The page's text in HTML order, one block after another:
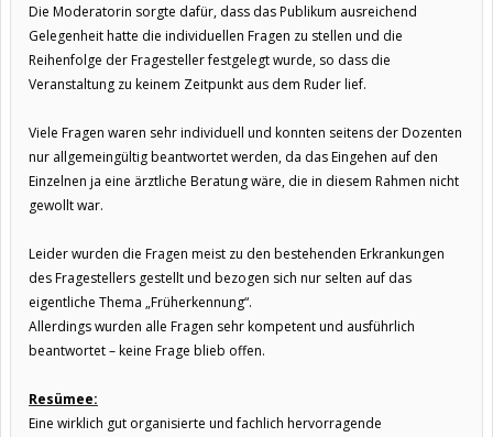
Die Moderatorin sorgte dafür, dass das Publikum ausreichend
Gelegenheit hatte die individuellen Fragen zu stellen und die
Reihenfolge der Fragesteller festgelegt wurde, so dass die
Veranstaltung zu keinem Zeitpunkt aus dem Ruder lief.
Viele Fragen waren sehr individuell und konnten seitens der Dozenten
nur allgemeingültig beantwortet werden, da das Eingehen auf den
Einzelnen ja eine ärztliche Beratung wäre, die in diesem Rahmen nicht
gewollt war.
Leider wurden die Fragen meist zu den bestehenden Erkrankungen
des Fragestellers gestellt und bezogen sich nur selten auf das
eigentliche Thema „Früherkennung“.
Allerdings wurden alle Fragen sehr kompetent und ausführlich
beantwortet – keine Frage blieb offen.
Resümee:
Eine wirklich gut organisierte und fachlich hervorragende